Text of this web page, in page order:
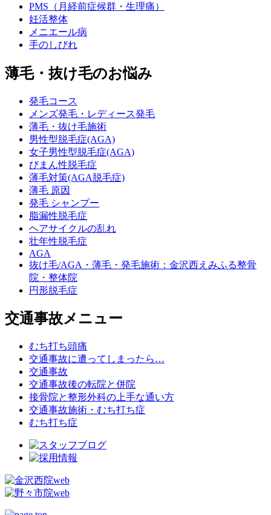
PMS（月経前症候群・生理痛）
妊活整体
メニエール病
手のしびれ
薄毛・抜け毛のお悩み
発毛コース
メンズ発毛・レディース発毛
薄毛・抜け毛施術
男性型脱毛症(AGA)
女子男性型脱毛症(AGA)
びまん性脱毛症
薄毛対策(AGA脱毛症)
薄毛 原因
発毛 シャンプー
脂漏性脱毛症
ヘアサイクルの乱れ
壮年性脱毛症
AGA
抜け毛/AGA・薄毛・発毛施術：金沢西えみふる整骨
院・整体院
円形脱毛症
交通事故メニュー
むち打ち頭痛
交通事故に遭ってしまったら…
交通事故
交通事故後の転院と併院
接骨院と整形外科の上手な通い方
交通事故施術・むち打ち症
むち打ち症